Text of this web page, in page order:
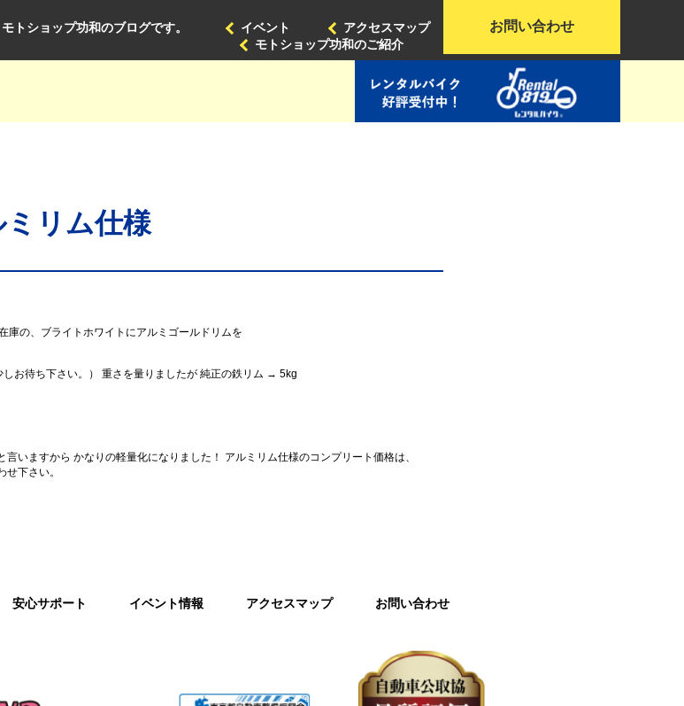
お問い合わせ
アクセスマップ
イベント
モトショップ功和のブログです。
モトショップ功和のご紹介
リム仕様
庫の、ブライトホワイトにアルミゴールドリムを
しお待ち下さい。） 重さを量りましたが 純正の鉄リム → 5kg
いますから かなりの軽量化になりました！ アルミリム仕様のコンプリート価格は、
下さい。
安心サポート イベント情報 アクセスマップ お問い合わせ